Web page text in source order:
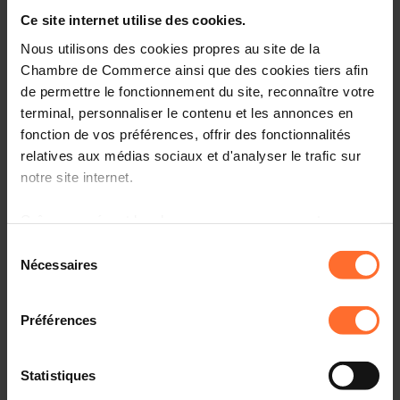
Ce site internet utilise des cookies.
Nous utilisons des cookies propres au site de la
Chambre de Commerce ainsi que des cookies tiers afin
de permettre le fonctionnement du site, reconnaître votre
terminal, personnaliser le contenu et les annonces en
fonction de vos préférences, offrir des fonctionnalités
relatives aux médias sociaux et d'analyser le trafic sur
notre site internet.
à l’exception des cookies strictement nécessaires au
fonctionnement du site. Une description des différents
cookies est accessible sous l’onglet « Détails » ci-
dessus.
Il est précisé que la navigation sur le site et certaines
fonctionnalités (ex : lecture de vidéos, partage sur les
Nécessaires
Préférences
Statistiques
Mardi 18 Août 2026